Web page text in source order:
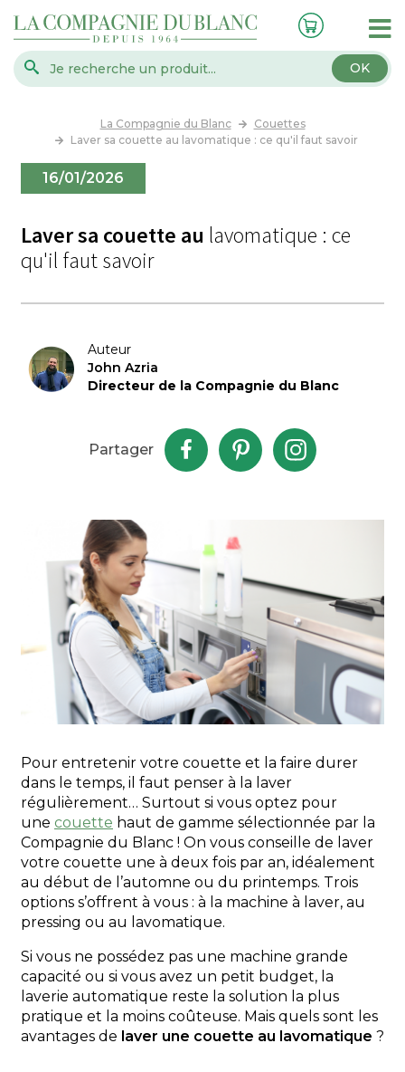
OK
La Compagnie du Blanc
Couettes
Laver sa couette au lavomatique : ce qu'il faut savoir
16/01/2026
Laver sa couette au lavomatique : ce
qu'il faut savoir
Auteur
John Azria
Directeur de la Compagnie du Blanc
Partager
Pour entretenir votre couette et la faire durer
dans le temps, il faut penser à la laver
régulièrement… Surtout si vous optez pour
une couette haut de gamme sélectionnée par la
Compagnie du Blanc ! On vous conseille de laver
votre couette une à deux fois par an, idéalement
au début de l’automne ou du printemps. Trois
options s’offrent à vous : à la machine à laver, au
pressing ou au lavomatique.
Si vous ne possédez pas une machine grande
capacité ou si vous avez un petit budget, la
laverie automatique reste la solution la plus
pratique et la moins coûteuse. Mais quels sont les
avantages de laver une couette au lavomatique ?